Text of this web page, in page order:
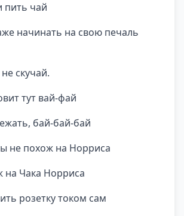
пить чай
начинать на свою печаль
скучай.
тут вай-фай
бай-бай-бай
не похож на Норриса
на Чака Норриса
розетку током сам